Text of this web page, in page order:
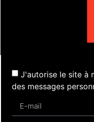
J'autorise le site à
des messages